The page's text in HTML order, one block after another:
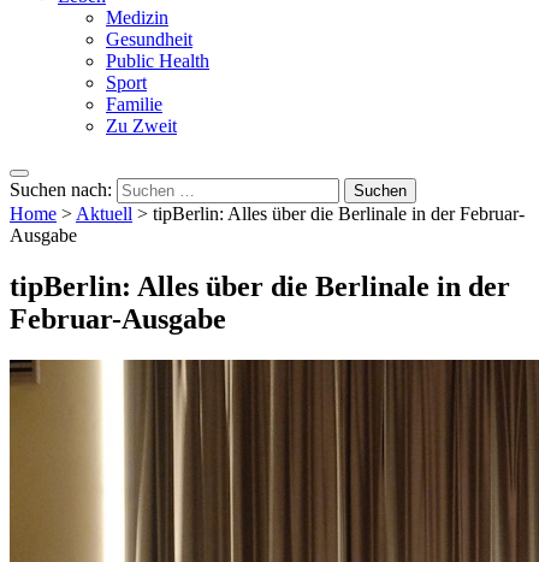
Medizin
Gesundheit
Public Health
Sport
Familie
Zu Zweit
Suchen nach:
Home >Aktuell > tipBerlin: Alles über die Berlinale in der Februar-
Ausgabe
tipBerlin: Alles über die Berlinale in der
Februar-Ausgabe